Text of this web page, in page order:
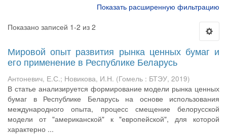
Показать расширенную фильтрацию
Показано записей 1-2 из 2
Мировой опыт развития рынка ценных бумаг и
его применение в Республике Беларусь
Антоневич, Е.С.; Новикова, И.Н. (Гомель : БТЭУ, 2019)
В статье анализируется формирование модели рынка ценных
бумаг в Республике Беларусь на основе использования
международного опыта, процесс смещение белорусской
модели от "американской" к "европейской", для которой
характерно ...